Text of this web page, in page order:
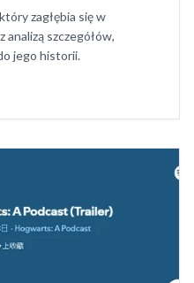
zagłębia się w
szczegółów,
jego historii.